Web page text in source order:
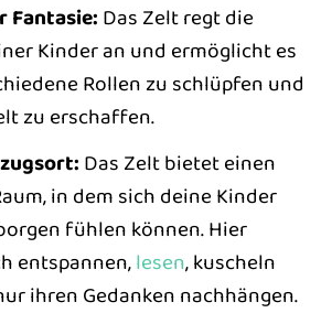
Fantasie: Das Zelt regt die
Kinder an und ermöglicht es
Rollen zu schlüpfen und
zu erschaffen.
Das Zelt bietet einen
in dem sich deine Kinder
fühlen können. Hier
entspannen,lesen, kuscheln
ihren Gedanken nachhängen.